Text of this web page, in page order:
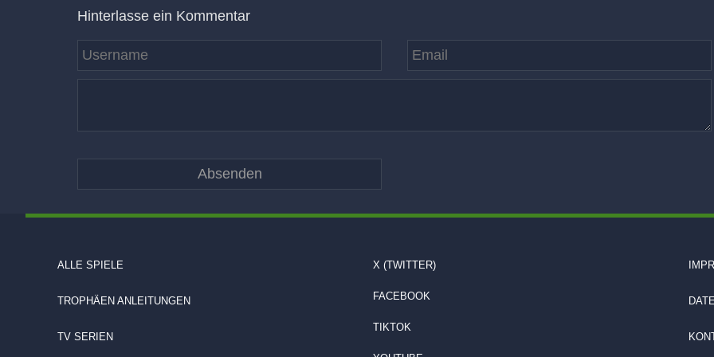
Hinterlasse ein Kommentar
ALLE SPIELE
TROPHÄEN ANLEITUNGEN
TV SERIEN
X (TWITTER)
FACEBOOK
TIKTOK